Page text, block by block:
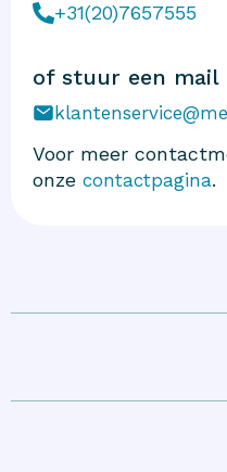
+31(20)7657555
of stuur een mail
Voor meer
onze contactpagina.